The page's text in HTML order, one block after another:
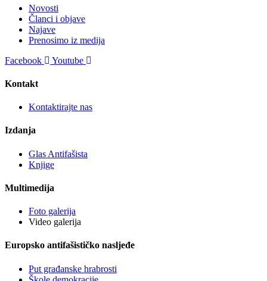
Novosti
Članci i objave
Najave
Prenosimo iz medija
Facebook
Youtube
Kontakt
Kontaktirajte nas
Izdanja
Glas Antifašista
Knjige
Multimedija
Foto galerija
Video galerija
Europsko antifašističko nasljeđe
Put građanske hrabrosti